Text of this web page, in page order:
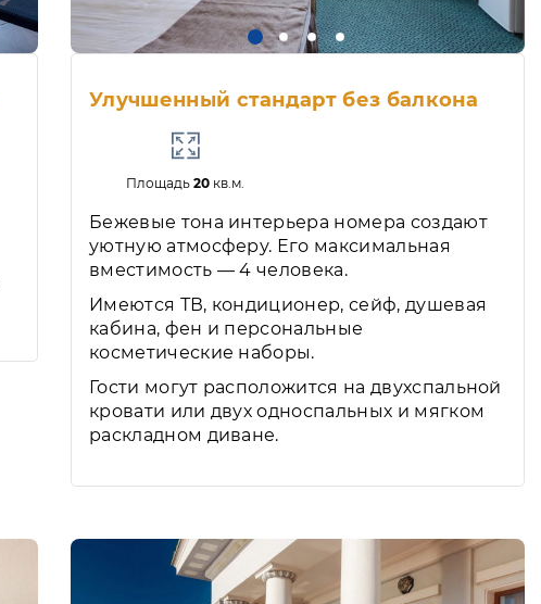
Улучшенный стандарт без балкона
Площадь20 кв.м.
Бежевые тона интерьера номера создают
уютную атмосферу. Его максимальная
вместимость — 4 человека.
Имеются ТВ, кондиционер, сейф, душевая
кабина, фен и персональные
косметические наборы.
Гости могут расположится на двухспальной
кровати или двух односпальных и мягком
раскладном диване.